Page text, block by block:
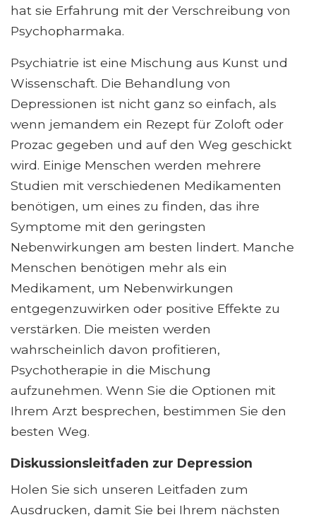
hat sie Erfahrung mit der Verschreibung von
Psychopharmaka.
Psychiatrie ist eine Mischung aus Kunst und
Wissenschaft. Die Behandlung von
Depressionen ist nicht ganz so einfach, als
wenn jemandem ein Rezept für Zoloft oder
Prozac gegeben und auf den Weg geschickt
wird. Einige Menschen werden mehrere
Studien mit verschiedenen Medikamenten
benötigen, um eines zu finden, das ihre
Symptome mit den geringsten
Nebenwirkungen am besten lindert. Manche
Menschen benötigen mehr als ein
Medikament, um Nebenwirkungen
entgegenzuwirken oder positive Effekte zu
verstärken. Die meisten werden
wahrscheinlich davon profitieren,
Psychotherapie in die Mischung
aufzunehmen. Wenn Sie die Optionen mit
Ihrem Arzt besprechen, bestimmen Sie den
besten Weg.
Diskussionsleitfaden zur Depression
Holen Sie sich unseren Leitfaden zum
Ausdrucken, damit Sie bei Ihrem nächsten